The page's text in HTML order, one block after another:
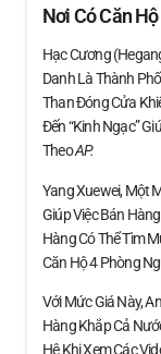
Nơi Có Căn
Hạc Cương
Danh Là Thành
Than Đóng Cửa
Đến “kinh Ngạc”
TheoAP.
Yang Xuewei, Một
Giúp Việc Bán
Hàng Có Thể Tìm
Căn Hộ 4 Phòng
Với Mức Giá Này,
Hàng Khắp Cả
Hệ Khi Xem Các